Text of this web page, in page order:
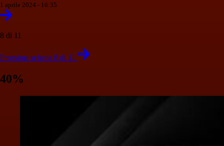
1 aprile 2024 - 16:35
8 di 11
Prossima scheda 8 di 11
40%